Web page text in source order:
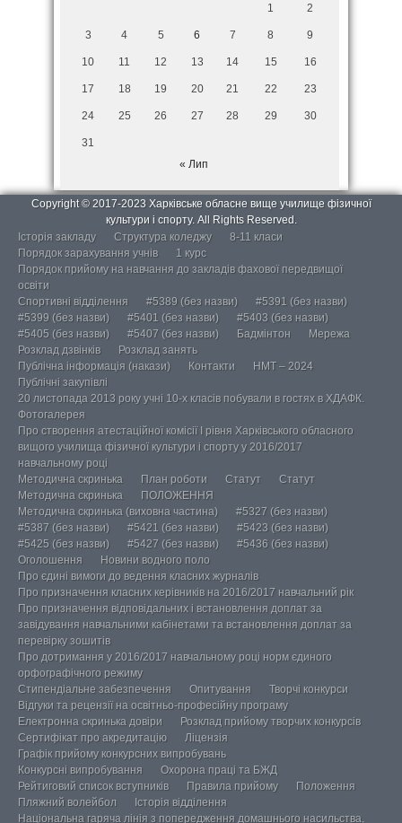
1 2
3 4 5 6 7 8 9
10 11 12 13 14 15 16
17 18 19 20 21 22 23
24 25 26 27 28 29 30
31
« Лип
Copyright © 2017-2023 Харківське обласне вище училище фізичної
культури і спорту. All Rights Reserved.
Історія закладу
Структура коледжу
8-11 класи
Порядок зарахування учнів
1 курс
Порядок прийому на навчання до закладів фахової передвищої
освіти
Спортивні відділення
#5389 (без назви)
#5391 (без назви)
#5399 (без назви)
#5401 (без назви)
#5403 (без назви)
#5405 (без назви)
#5407 (без назви) Бадмінтон
Мережа
Розклад дзвінків
Розклад занять
Публічна інформація (накази)
Контакти
НМТ – 2024
Публічні закупівлі
20 листопада 2013 року учні 10-х класів побували в гостях в ХДАФК.
Фотогалерея
Про створення атестаційної комісії І рівня Харківського обласного
вищого училища фізичної культури і спорту у 2016/2017
навчальному році
Методична скринька
План роботи Статут
Статут
Методична скринька
ПОЛОЖЕННЯ
Методична скринька (виховна частина)
#5327 (без назви)
#5387 (без назви)
#5421 (без назви)
#5423 (без назви)
#5425 (без назви)
#5427 (без назви)
#5436 (без назви)
Оголошення
Новини водного поло
Про єдині вимоги до ведення класних журналів
Про призначення класних керівників на 2016/2017 навчальний рік
Про призначення відповідальних і встановлення доплат за
завідування навчальними кабінетами та встановлення доплат за
перевірку зошитів
Про дотримання у 2016/2017 навчальному році норм єдиного
орфографічного режиму
Стипендіальне забезпечення
Опитування
Творчі конкурси
Відгуки та рецензії на освітньо-професійну програму
Електронна скринька довіри
Розклад прийому творчих конкурсів
Сертифікат про акредитацію
Ліцензія
Графік прийому конкурсних випробувань
Конкурсні випробування
Охорона праці та БЖД
Рейтиговий список вступників
Правила прийому
Положення
Пляжний волейбол
Історія відділення
Національна гаряча лінія з попередження домашнього насильства,